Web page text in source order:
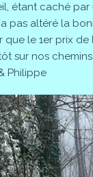
étant caché
pas altéré la
que le 1er prix de
sur nos
Philippe